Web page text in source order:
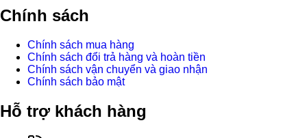
Chính sách
Chính sách mua hàng
Chính sách đổi trả hàng và hoàn tiền
Chính sách vận chuyển và giao nhận
Chính sách bảo mật
Hỗ trợ khách hàng